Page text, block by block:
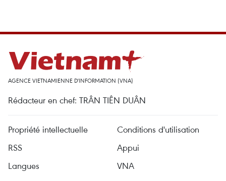
AGENCE VIETNAMIENNE D'INFORMATION (VNA)
Rédacteur en chef: TRÂN TIÊN DUÂN
Propriété intellectuelle
Conditions d'utilisation
RSS
Appui
Langues
VNA